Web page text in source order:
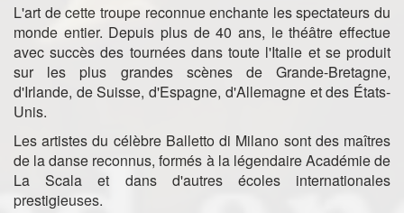
L'art de cette troupe reconnue enchante les spectateurs du
monde entier. Depuis plus de 40 ans, le théâtre effectue
avec succès des tournées dans toute l'Italie et se produit
sur les plus grandes scènes de Grande-Bretagne,
d'Irlande, de Suisse, d'Espagne, d'Allemagne et des États-
Unis.
Les artistes du célèbre Balletto di Milano sont des maîtres
de la danse reconnus, formés à la légendaire Académie de
La Scala et dans d'autres écoles internationales
prestigieuses.